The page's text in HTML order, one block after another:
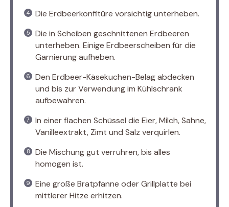
Die Erdbeerkonfitüre vorsichtig unterheben.
Die in Scheiben geschnittenen Erdbeeren
unterheben. Einige Erdbeerscheiben für die
Garnierung aufheben.
Den Erdbeer-Käsekuchen-Belag abdecken
und bis zur Verwendung im Kühlschrank
aufbewahren.
In einer flachen Schüssel die Eier, Milch, Sahne,
Vanilleextrakt, Zimt und Salz verquirlen.
Die Mischung gut verrühren, bis alles
homogen ist.
Eine große Bratpfanne oder Grillplatte bei
mittlerer Hitze erhitzen.